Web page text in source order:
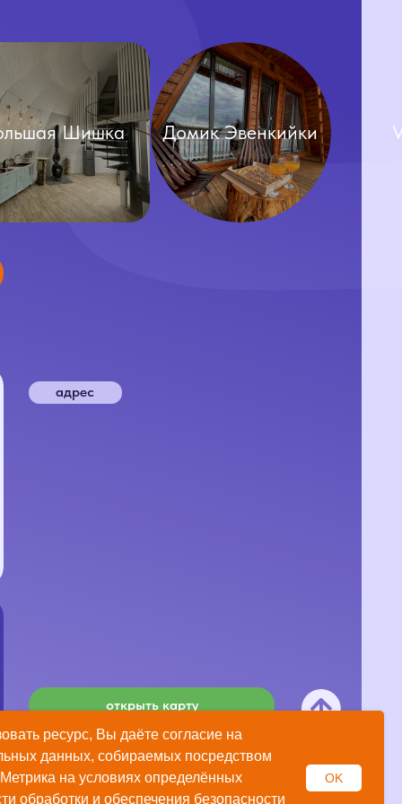
ресурс, Вы даёте согласие на
данных, собираемых посредством
на условиях определённых
обработки и обеспечения безопасности
OK